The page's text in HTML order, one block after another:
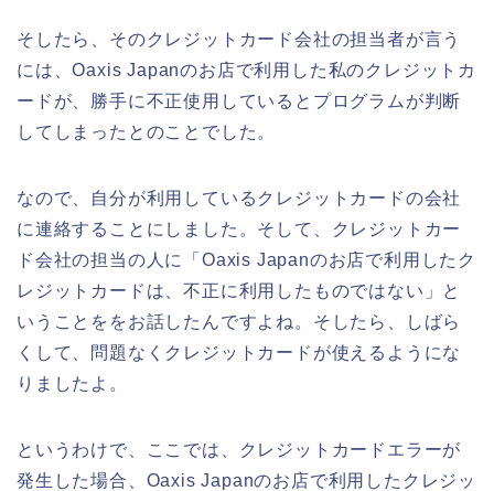
そしたら、そのクレジットカード会社の担当者が言う
には、Oaxis Japanのお店で利用した私のクレジットカ
ードが、勝手に不正使用しているとプログラムが判断
してしまったとのことでした。
なので、自分が利用しているクレジットカードの会社
に連絡することにしました。そして、クレジットカー
ド会社の担当の人に「Oaxis Japanのお店で利用したク
レジットカードは、不正に利用したものではない」と
いうことををお話したんですよね。そしたら、しばら
くして、問題なくクレジットカードが使えるようにな
りましたよ。
というわけで、ここでは、クレジットカードエラーが
発生した場合、Oaxis Japanのお店で利用したクレジッ